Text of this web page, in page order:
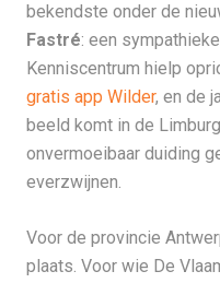
bekendste onder de
Fastré: een
Kenniscentrum hielp
gratis app Wilder, en de
beeld komt in de
onvermoeibaar duiding
everzwijnen.
Voor de provincie
plaats. Voor wie De